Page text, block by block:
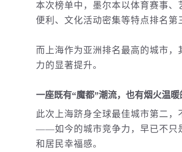
本次榜单中，墨尔本以体育赛事、
便利、文化活动密集等特点排名第
而上海作为亚洲排名最高的城市
力的显著提升。
一座既有“魔都”潮流，也有烟火温暖
此次上海跻身全球最佳城市第二
——如今的城市竞争力，早已不只
和居民幸福感。